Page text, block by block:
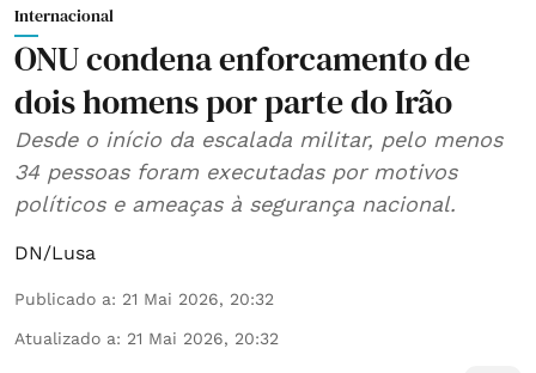
Internacional
ONU condena enforcamento de
dois homens por parte do Irão
Desde o início da escalada militar, pelo menos
34 pessoas foram executadas por motivos
políticos e ameaças à segurança nacional.
DN/Lusa
Publicado a: 21 Mai 2026, 20:32
Atualizado a: 21 Mai 2026, 20:32